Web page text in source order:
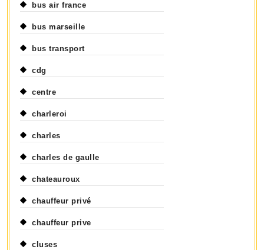
bus air france
bus marseille
bus transport
cdg
centre
charleroi
charles
charles de gaulle
chateauroux
chauffeur privé
chauffeur prive
cluses